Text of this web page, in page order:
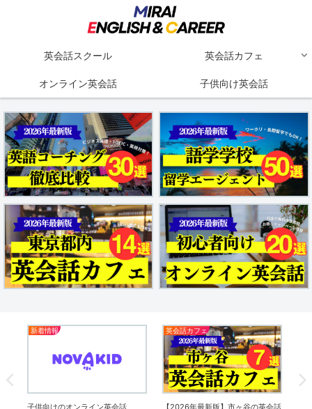
英会話スクール 英会話カフェ
オンライン英会話 子供向け英会話
新着情報 英会話カフェ